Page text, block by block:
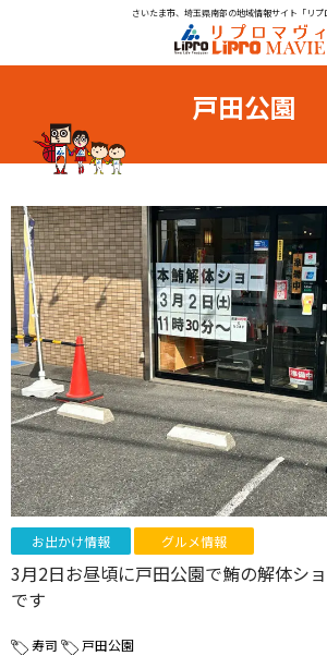
さいたま市、埼玉県南部の地域情報サイト「リプ
戸田公園
お出かけ情報 グルメ情報
3月2日お昼頃に戸田公園で鮪の解体シ
です
寿司 戸田公園